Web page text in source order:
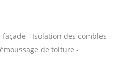
- Isolation des combles
de toiture -